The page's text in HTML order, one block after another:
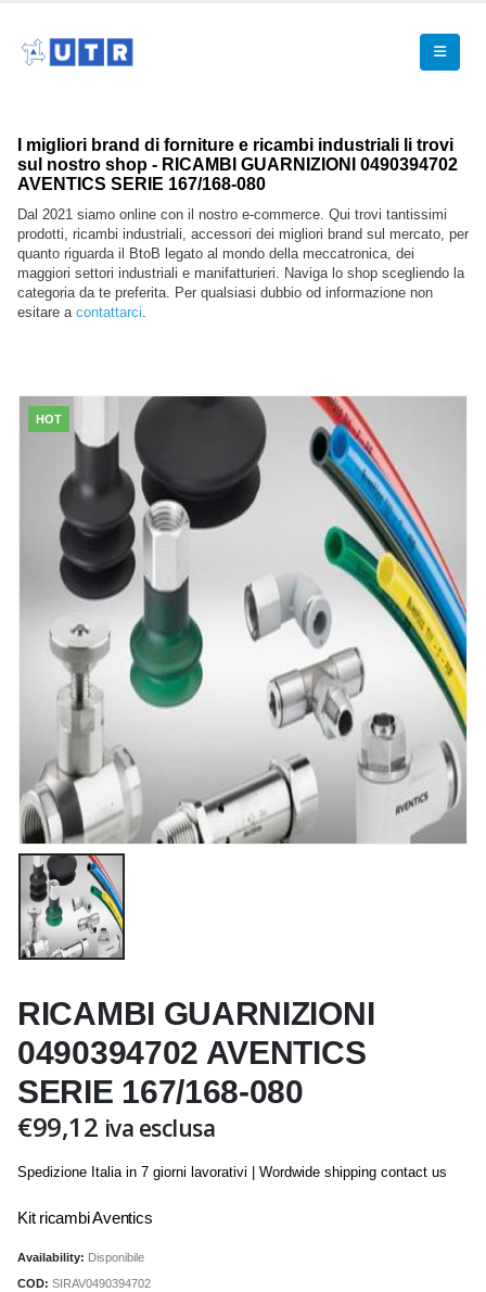
I migliori brand di forniture e ricambi industriali li trovi
sul nostro shop - RICAMBI GUARNIZIONI 0490394702
AVENTICS SERIE 167/168-080
Dal 2021 siamo online con il nostro e-commerce. Qui trovi tantissimi
prodotti, ricambi industriali, accessori dei migliori brand sul mercato, per
quanto riguarda il BtoB legato al mondo della meccatronica, dei
maggiori settori industriali e manifatturieri. Naviga lo shop scegliendo la
categoria da te preferita. Per qualsiasi dubbio od informazione non
esitare a contattarci.
HOT
RICAMBI GUARNIZIONI
0490394702 AVENTICS
SERIE 167/168-080
€99,12 iva esclusa
Spedizione Italia in 7 giorni lavorativi | Wordwide shipping contact us
Kit ricambi Aventics
Availability: Disponibile
COD: SIRAV0490394702